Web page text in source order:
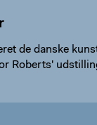
de danske
Roberts'